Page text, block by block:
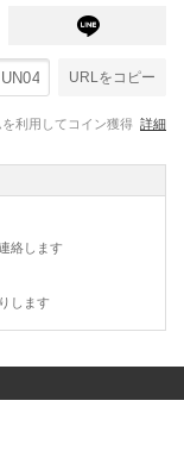
URLをコピー
利用してコイン獲得 詳細
絡します
します